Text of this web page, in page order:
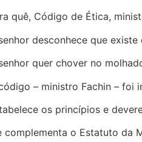
quê, Código de Ética,
desconhece que
quer chover no
– ministro Fachin – foi
os princípios e
complementa o Estatuto da